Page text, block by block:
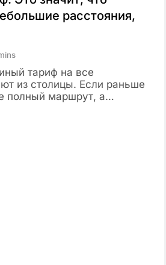
расстояния,
тариф на все
из столицы. Если раньше
полный маршрут, а…